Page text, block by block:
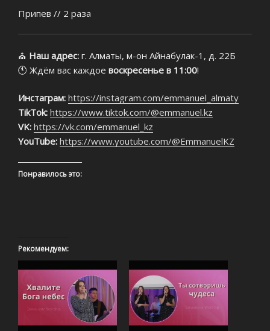
Припев // 2 раза
⛪ Наш адрес: г. Алматы, м-он Айнабулак-1, д. 22Б
🕚 Ждём вас каждое воскресенье в 11:00!
Инстаграм: https://instagram.com/emmanuel_almaty
TikTok: https://www.tiktok.com/@emmanuel.kz
VK: https://vk.com/emmanuel_kz
YouTube: https://www.youtube.com/@EmmanuelKZ
Понравилось это:
Рекомендуем: